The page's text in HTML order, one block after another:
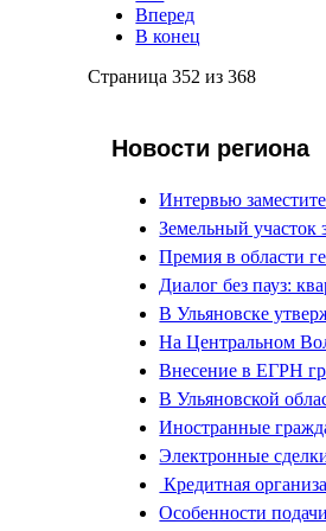
Вперед
В конец
Страница 352 из 368
Новости региона
Интервью
Земельный участок
Премия в области
Диалог без пауз:
В Ульяновске
На Центральном
Внесение в ЕГРН
В Ульяновской
Иностранные
Электронные
Кредитная
Особенности